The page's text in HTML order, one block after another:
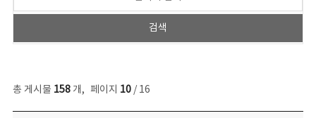
총 게시물 158개, 페이지 10/ 16
콘텐츠이슈 목록 - 번호, 제목, 작성자, 파일, 조회수, 작성일 정보 제공